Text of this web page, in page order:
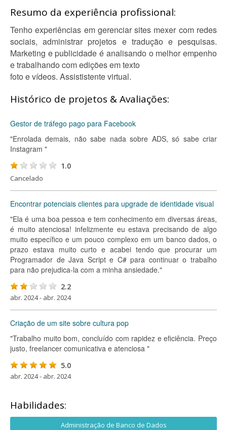
Resumo da experiência profissional:
Tenho experiências em gerenciar sites mexer com redes
sociais, administrar projetos e tradução e pesquisas.
Marketing e publicidade é analisando o melhor empenho
e trabalhando com edições em texto
foto e vídeos. Assististente virtual.
Histórico de projetos & Avaliações:
Gestor de tráfego pago para Facebook
"Enrolada demais, não sabe nada sobre ADS, só sabe criar
Instagram "
1.0
Cancelado
Encontrar potenciais clientes para upgrade de identidade visual
"Ela é uma boa pessoa e tem conhecimento em diversas áreas,
é muito atenciosa! infelizmente eu estava precisando de algo
muito específico e um pouco complexo em um banco dados, o
prazo estava muito curto e acabei tendo que procurar um
Programador de Java Script e C# para continuar o trabalho
para não prejudica-la com a minha ansiedade."
2.2
abr. 2024 - abr. 2024
Criação de um site sobre cultura pop
"Trabalho muito bom, concluído com rapidez e eficiência. Preço
justo, freelancer comunicativa e atenciosa "
5.0
abr. 2024 - abr. 2024
Habilidades:
Administração de Banco de Dados